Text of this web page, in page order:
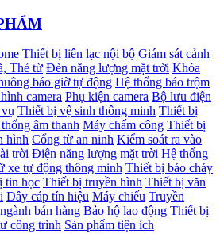
Thiết bị liên lạc nội bộ Giám sát cảnh
Thẻ từ Đèn năng lượng mặt trời Khóa
báo giờ tự động Hệ thống báo trộm
camera Phụ kiện camera Bộ lưu điện
Thiết bị vệ sinh thông minh Thiết bị
âm thanh Máy chấm công Thiết bị
hình Cổng từ an ninh Kiểm soát ra vào
trời Điện năng lượng mặt trời Hệ thống
xe tự động thông minh Thiết bị báo cháy
tin học Thiết bị truyền hình Thiết bị văn
Dây cáp tín hiệu Máy chiếu Truyền
bán hàng Bảo hộ lao động Thiết bị
công trình Sản phẩm tiện ích